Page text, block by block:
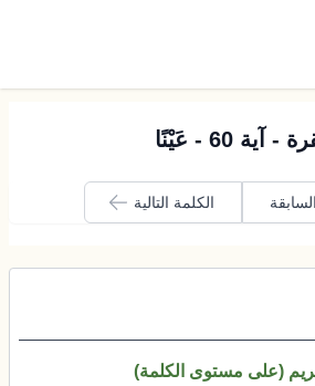
60 - عَيْنًا
الكلمة التالية
(على مستوى الكلمة)